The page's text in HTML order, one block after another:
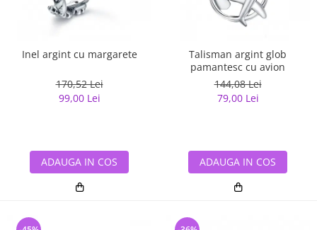
Inel argint cu margarete
170,52 Lei
99,00 Lei
ADAUGA IN COS
Talisman argint glob
pamantesc cu avion
144,08 Lei
79,00 Lei
ADAUGA IN COS